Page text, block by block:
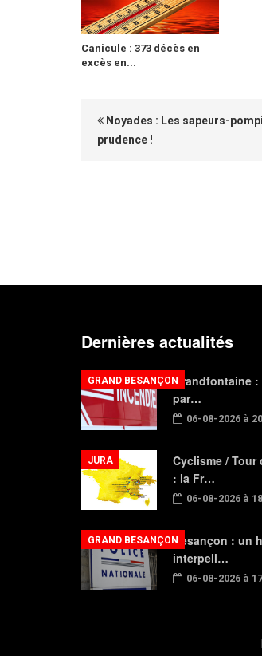
Canicule : 373 décès en
excès en...
Noyades : Les sapeurs-
prudence !
Dernières actualités
Grandfontaine
par…
06-08-2026 à
GRAND BESANÇON
Cyclisme / Tour
: la Fr…
06-08-2026 à
JURA
Besançon : un
interpell…
06-08-2026 à
GRAND BESANÇON